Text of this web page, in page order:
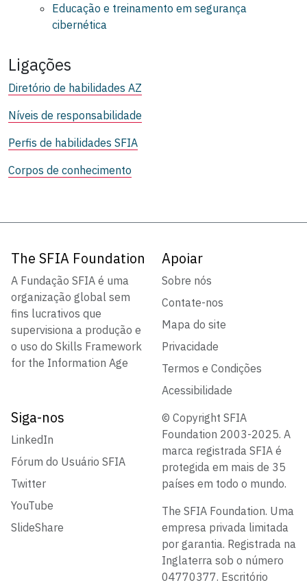
Educação e treinamento em segurança
cibernética
Ligações
Diretório de habilidades AZ
Níveis de responsabilidade
Perfis de habilidades SFIA
Corpos de conhecimento
The SFIA Foundation
A Fundação SFIA é uma
organização global sem
fins lucrativos que
supervisiona a produção e
o uso do Skills Framework
for the Information Age
Apoiar
Sobre nós
Contate-nos
Mapa do site
Privacidade
Termos e Condições
Acessibilidade
Siga-nos
LinkedIn
Fórum do Usuário SFIA
Twitter
YouTube
SlideShare
© Copyright SFIA
Foundation 2003-2025. A
marca registrada SFIA é
protegida em mais de 35
países em todo o mundo.
The SFIA Foundation. Uma
empresa privada limitada
por garantia. Registrada na
Inglaterra sob o número
04770377. Escritório